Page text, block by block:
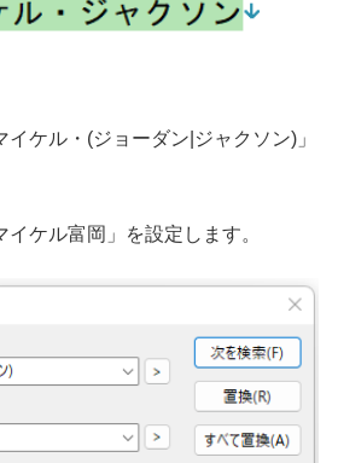
ケル・(ジョーダン|ジャクソン)」
ケル富岡」を設定します。